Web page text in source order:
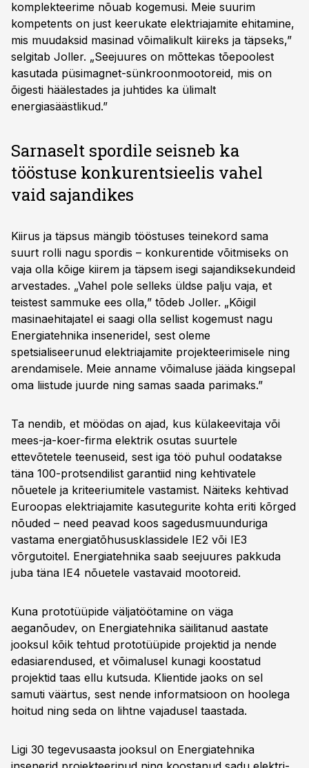
komplekteerime nõuab kogemusi. Meie suurim
kompetents on just keerukate elektriajamite ehitamine,
mis muudaksid masinad võimalikult kiireks ja täpseks,”
selgitab Joller. „Seejuures on mõttekas tõepoolest
kasutada püsimagnet-sünkroonmootoreid, mis on
õigesti häälestades ja juhtides ka ülimalt
energiasäästlikud.”
Sarnaselt spordile seisneb ka
tööstuse konkurentsieelis vahel
vaid sajandikes
Kiirus ja täpsus mängib tööstuses teinekord sama
suurt rolli nagu spordis – konkurentide võitmiseks on
vaja olla kõige kiirem ja täpsem isegi sajandiksekundeid
arvestades. „Vahel pole selleks üldse palju vaja, et
teistest sammuke ees olla,” tõdeb Joller. „Kõigil
masinaehitajatel ei saagi olla sellist kogemust nagu
Energiatehnika inseneridel, sest oleme
spetsialiseerunud elektriajamite projekteerimisele ning
arendamisele. Meie anname võimaluse jääda kingsepal
oma liistude juurde ning samas saada parimaks.”
Ta nendib, et möödas on ajad, kus külakeevitaja või
mees-ja-koer-firma elektrik osutas suurtele
ettevõtetele teenuseid, sest iga töö puhul oodatakse
täna 100-protsendilist garantiid ning kehtivatele
nõuetele ja kriteeriumitele vastamist. Näiteks kehtivad
Euroopas elektriajamite kasutegurite kohta eriti kõrged
nõuded – need peavad koos sagedusmuunduriga
vastama energiatõhususklassidele IE2 või IE3
võrgutoitel. Energiatehnika saab seejuures pakkuda
juba täna IE4 nõuetele vastavaid mootoreid.
Kuna prototüüpide väljatöötamine on väga
aeganõudev, on Energiatehnika säilitanud aastate
jooksul kõik tehtud prototüüpide projektid ja nende
edasiarendused, et võimalusel kunagi koostatud
projektid taas ellu kutsuda. Klientide jaoks on sel
samuti väärtus, sest nende informatsioon on hoolega
hoitud ning seda on lihtne vajadusel taastada.
Ligi 30 tegevusaasta jooksul on Energiatehnika